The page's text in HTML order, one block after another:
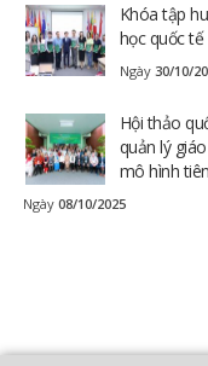
Khóa tập
học quốc tế
Ngày 30/10/
Hội thảo
quản lý
mô hình
Ngày 08/10/2025